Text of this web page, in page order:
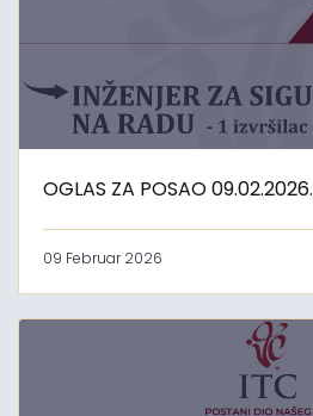
OGLAS ZA POSAO 09.02.2026.
09 Februar 2026